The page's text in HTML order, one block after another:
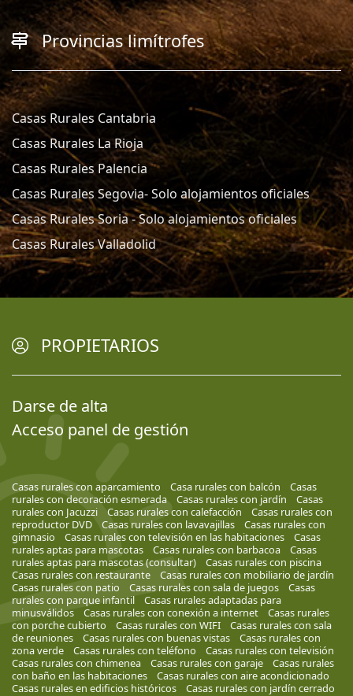
Provincias limítrofes
Casas Rurales Cantabria
Casas Rurales La Rioja
Casas Rurales Palencia
Casas Rurales Segovia- Solo alojamientos oficiales
Casas Rurales Soria - Solo alojamientos oficiales
Casas Rurales Valladolid
PROPIETARIOS
Darse de alta
Acceso panel de gestión
Casas rurales con aparcamiento Casa rurales con balcón
Casas
rurales con decoración esmerada
Casas rurales con jardín
Casas
rurales con Jacuzzi
Casas rurales con calefacción
Casas rurales con
reproductor DVD
Casas rurales con lavavajillas
Casas rurales con
gimnasio
Casas rurales con televisión en las habitaciones
Casas
rurales aptas para mascotas
Casas rurales con barbacoa
Casas
rurales aptas para mascotas (consultar)
Casas rurales con piscina
Casas rurales con restaurante
Casas rurales con mobiliario de jardín
Casas rurales con patio
Casas rurales con sala de juegos
Casas
rurales con parque infantil
Casas rurales adaptadas para
minusválidos
Casas rurales con conexión a internet
Casas rurales
con porche cubierto
Casas rurales con WIFI
Casas rurales con sala
de reuniones
Casas rurales con buenas vistas
Casas rurales con
zona verde
Casas rurales con teléfono
Casas rurales con televisión
Casas rurales con chimenea
Casas rurales con garaje
Casas rurales
con baño en las habitaciones
Casas rurales con aire acondicionado
Casas rurales en edificios históricos
Casas rurales con jardín cerrado